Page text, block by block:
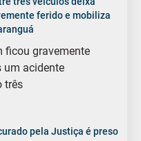
ferido e mobiliza
ficou gravemente
um acidente
três
pela Justiça é preso